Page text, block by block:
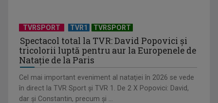
TVRSPORT TVR1 TVRSPORT
Spectacol total la TVR: David Popovici și
tricolorii luptă pentru aur la Europenele de
Natație de la Paris
Cel mai important eveniment al nataţiei în 2026 se vede
în direct la TVR Sport şi TVR 1. De 2 X Popovici: David,
dar şi Constantin, precum şi ...